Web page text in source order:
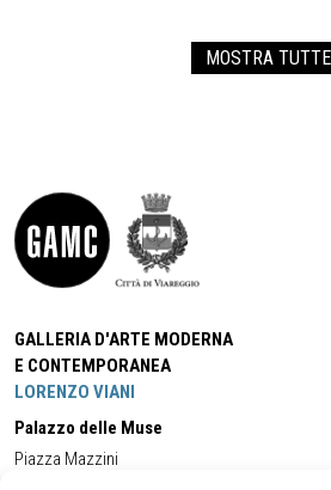
MOSTRA TUTTE
GALLERIA D'ARTE MODERNA
E CONTEMPORANEA
LORENZO VIANI
Palazzo delle Muse
Piazza Mazzini